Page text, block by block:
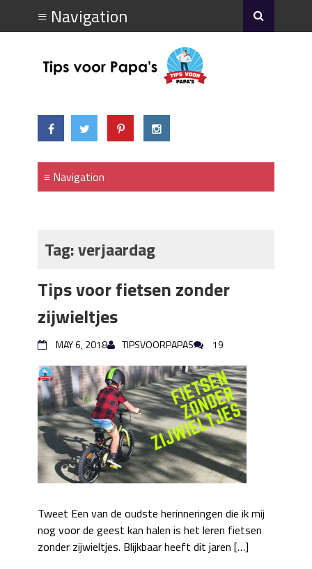
Tag:verjaardag
Tips voor fietsen zonder
zijwieltjes
MAY 6, 2018 TIPSVOORPAPAS 19
Tweet Een van de oudste herinneringen die ik mij
nog voor de geest kan halen is het leren fietsen
zonder zijwieltjes. Blijkbaar heeft dit jaren […]